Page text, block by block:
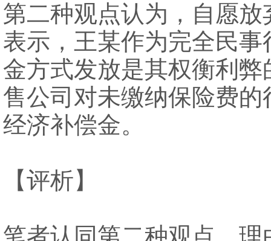
第二种观点认为，自愿
表示，王某作为完全民
金方式发放是其权衡利
售公司对未缴纳保险费
经济补偿金。
【评析】